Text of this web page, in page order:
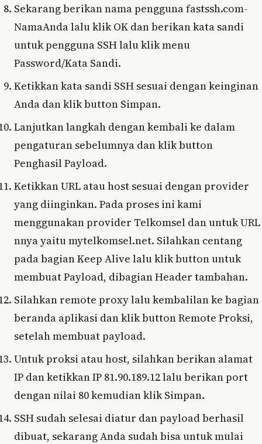
Sekarang berikan nama pengguna fastssh.com-
NamaAnda lalu klik OK dan berikan kata sandi
untuk pengguna SSH lalu klik menu
Password/Kata Sandi.
Ketikkan kata sandi SSH sesuai dengan keinginan
Anda dan klik button Simpan.
Lanjutkan langkah dengan kembali ke dalam
pengaturan sebelumnya dan klik button
Penghasil Payload.
Ketikkan URL atau host sesuai dengan provider
yang diinginkan. Pada proses ini kami
menggunakan provider Telkomsel dan untuk URL
nnya yaitu mytelkomsel.net. Silahkan centang
pada bagian Keep Alive lalu klik button untuk
membuat Payload, dibagian Header tambahan.
Silahkan remote proxy lalu kembalilan ke bagian
beranda aplikasi dan klik button Remote Proksi,
setelah membuat payload.
Untuk proksi atau host, silahkan berikan alamat
IP dan ketikkan IP 81.90.189.12 lalu berikan port
dengan nilai 80 kemudian klik Simpan.
SSH sudah selesai diatur dan payload berhasil
dibuat, sekarang Anda sudah bisa untuk mulai